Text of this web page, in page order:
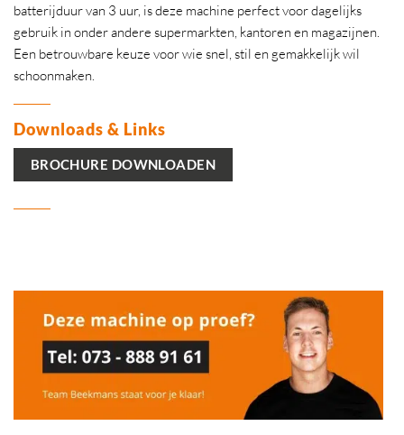
batterijduur van 3 uur, is deze machine perfect voor dagelijks
gebruik in onder andere supermarkten, kantoren en magazijnen.
Een betrouwbare keuze voor wie snel, stil en gemakkelijk wil
schoonmaken.
Downloads & Links
BROCHURE DOWNLOADEN